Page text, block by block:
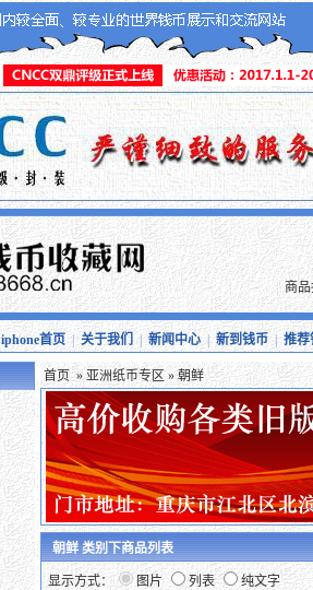
商
iphone首页|关于我们 |新闻中心| 新到钱币|推荐
首页»亚洲纸币专区» 朝鲜
朝鲜 类别下商品列表
显示方式： 图片 列表 纯文字